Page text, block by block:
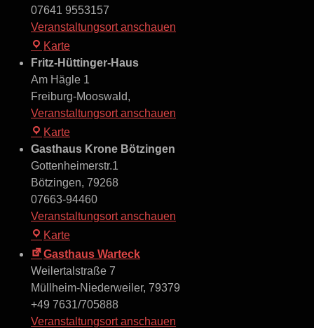
07641 9553157
Veranstaltungsort anschauen
Karte
3
Königlichen
Emmendingen
Fritz-Hüttinger-Haus
Am Hägle 1
Freiburg-Mooswald,
Veranstaltungsort anschauen
Karte
Hüttinger-
Haus
Gasthaus Krone Bötzingen
Gottenheimerstr.1
Bötzingen, 79268
07663-94460
Veranstaltungsort anschauen
Karte
Krone
Bötzingen
Gasthaus Warteck
Weilertalstraße 7
Müllheim-Niederweiler, 79379
+49 7631/705888
Veranstaltungsort anschauen